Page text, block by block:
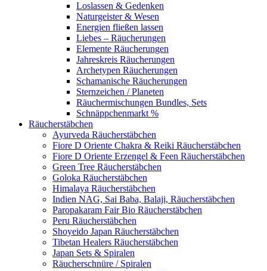
Loslassen & Gedenken
Naturgeister & Wesen
Energien fließen lassen
Liebes – Räucherungen
Elemente Räucherungen
Jahreskreis Räucherungen
Archetypen Räucherungen
Schamanische Räucherungen
Sternzeichen / Planeten
Räuchermischungen Bundles, Sets
Schnäppchenmarkt %
Räucherstäbchen
Ayurveda Räucherstäbchen
Fiore D Oriente Chakra & Reiki Räucherstäbchen
Fiore D Oriente Erzengel & Feen Räucherstäbchen
Green Tree Räucherstäbchen
Goloka Räucherstäbchen
Himalaya Räucherstäbchen
Indien NAG, Sai Baba, Balaji, Räucherstäbchen
Paropakaram Fair Bio Räucherstäbchen
Peru Räucherstäbchen
Shoyeido Japan Räucherstäbchen
Tibetan Healers Räucherstäbchen
Japan Sets & Spiralen
Räucherschnüre / Spiralen